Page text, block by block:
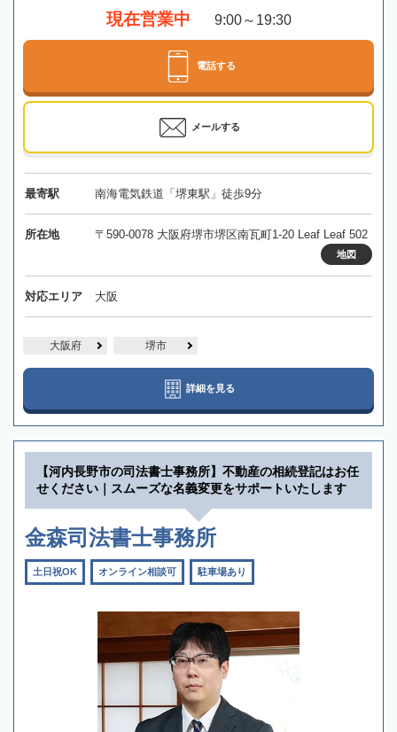
現在営業中 9:00～19:30
電話する
メールする
最寄駅 南海電気鉄道「堺東駅」徒歩9分
所在地 〒590-0078 大阪府堺市堺区南瓦町1-20 Leaf Leaf 502
地図
対応エリア 大阪
大阪府 堺市
詳細を見る
【河内長野市の司法書士事務所】不動産の相続登記はお任
せください｜スムーズな名義変更をサポートいたします
金森司法書士事務所
土日祝OK オンライン相談可 駐車場あり